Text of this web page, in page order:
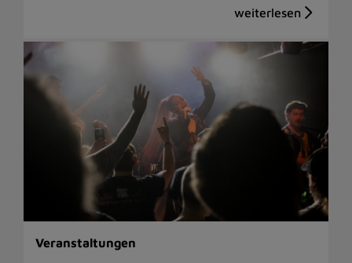
Veranstaltungen